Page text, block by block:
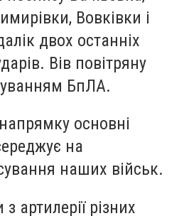
Вовківки і
двох останніх
Вів повітряну
БпЛА.
основні
на
наших військ.
артилерії різних